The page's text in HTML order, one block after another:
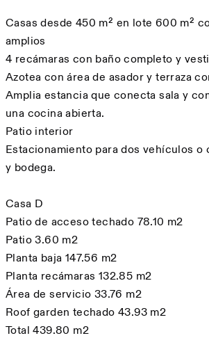
Casas desde 450 m² en lote 600 m²
amplios
4 recámaras con baño completo y
Azotea con área de asador y terraza
Amplia estancia que conecta sala y
una cocina abierta.
Patio interior
Estacionamiento para dos vehículos
y bodega.
Casa D
Patio de acceso techado 78.10 m2
Patio 3.60 m2
Planta baja 147.56 m2
Planta recámaras 132.85 m2
Área de servicio 33.76 m2
Roof garden techado 43.93 m2
Total 439.80 m2